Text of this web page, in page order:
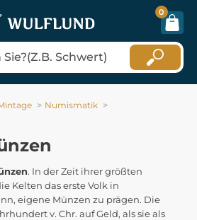
0
Numismatik
. In der Zeit ihrer größten
Kelten das erste Volk in
eigene Münzen zu prägen. Die
v. Chr. auf Geld, als sie als